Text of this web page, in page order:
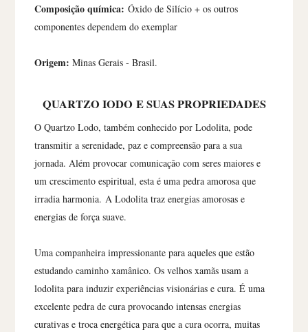
Composição química:Óxido de Silício + os outros
componentes dependem do exemplar
Origem:Minas Gerais - Brasil.
QUARTZO IODO E SUAS PROPRIEDADES
O Quartzo Lodo, também conhecido por Lodolita, pode
transmitir a serenidade, paz e compreensão para a sua
jornada. Além provocar comunicação com seres maiores e
um crescimento espiritual, esta é uma pedra amorosa que
irradia harmonia.A Lodolita traz energias amorosas e
energias de força suave.
Uma companheira impressionante para aqueles que estão
estudando caminho xamânico. Os velhos xamãs usam a
lodolita para induzir experiências visionárias e cura. É uma
excelente pedra de cura provocando intensas energias
curativas e troca energética para que a cura ocorra, muitas